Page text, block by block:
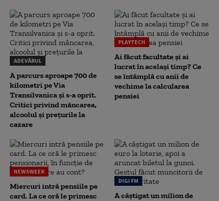
ADEVĂRUL
A parcurs aproape 700 de
kilometri pe Via
Transilvanica și s-a oprit.
Critici privind mâncarea,
alcoolul și prețurile la
cazare
PLAYTECH
Ai făcut facultate și ai
lucrat în același timp? Ce
se întâmplă cu anii de
vechime la calcularea
pensiei
NEWSWEEK
Miercuri intră pensiile pe
card. La ce oră le primesc
DIGI FM
A câștigat un milion de